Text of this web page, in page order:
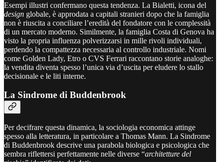
Esempi illustri confermano questa tendenza. La Bialetti, icona del
design globale, è approdata a capitali stranieri dopo che la famiglia
non è riuscita a conciliare l’eredità del fondatore con le complessità
di un mercato moderno. Similmente, la famiglia Costa di Genova ha
visto la propria influenza polverizzarsi in mille rivoli individuali,
perdendo la compattezza necessaria al controllo industriale. Nomi
come Golden Lady, Etro o CVS Ferrari raccontano storie analoghe:
la vendita diventa spesso l’unica via d’uscita per eludere lo stallo
decisionale e le liti interne.
La Sindrome di Buddenbrook
Per decifrare questa dinamica, la sociologia economica attinge
spesso alla letteratura, in particolare a Thomas Mann. La Sindrome
di Buddenbrook descrive una parabola biologica e psicologica che
sembra riflettersi perfettamente nelle diverse “architetture del